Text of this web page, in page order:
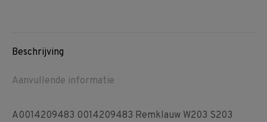
Beschrijving
Aanvullende informatie
A0014209483 0014209483 Remklauw W203 S203